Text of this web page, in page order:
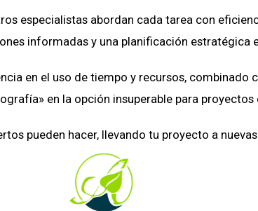
especialistas abordan cada tarea con
informadas y una planificación estratégica
en el uso de tiempo y recursos, combinado
en la opción insuperable para proyectos
pueden hacer, llevando tu proyecto a